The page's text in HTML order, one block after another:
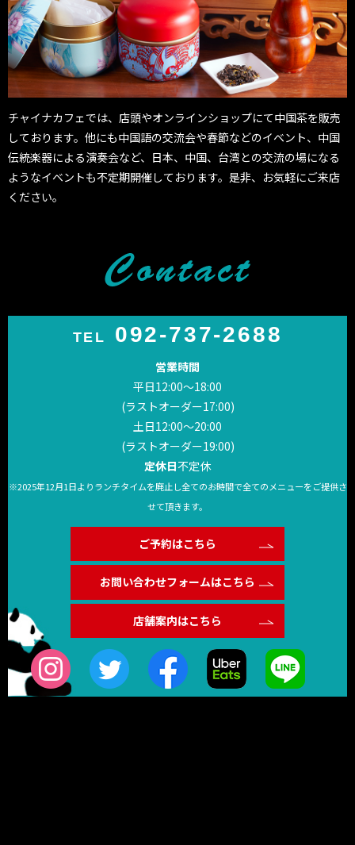
チャイナカフェでは、店頭やオンラインショップにて中国茶を販売
しております。他にも中国語の交流会や春節などのイベント、中国
伝統楽器による演奏会など、日本、中国、台湾との交流の場になる
ようなイベントも不定期開催しております。是非、お気軽にご来店
ください。
TEL 092-737-2688
営業時間
平日12:00～18:00
(ラストオーダー17:00)
土日12:00〜20:00
(ラストオーダー19:00)
定休日不定休
※2025年12月1日よりランチタイムを廃止し全てのお時間で全てのメニューをご提供さ
せて頂きます。
ご予約はこちら
お問い合わせフォームはこちら
店舗案内はこちら